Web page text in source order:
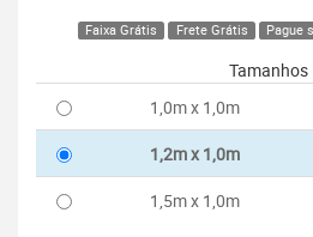
Faixa Grátis Frete Grátis Pague
Tamanhos
1,0m x 1,0m
1,2m x 1,0m
1,5m x 1,0m